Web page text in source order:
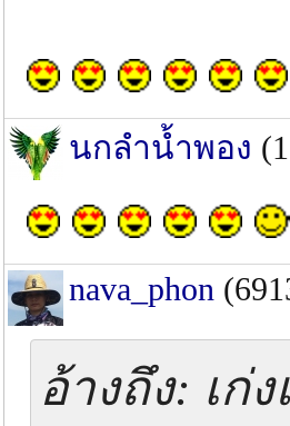
นกลำน้ำพอง
nava_phon
อ้างถึง: เก่